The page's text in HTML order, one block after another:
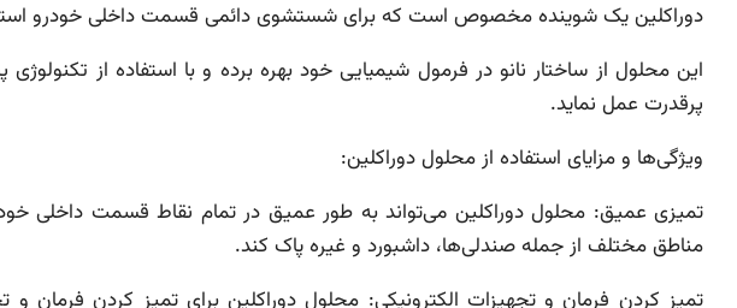
دوراکلین یک شوینده مخصوص است که برای شستشوی دائمی قسمت داخلی خودرو
این محلول از ساختار نانو در فرمول شیمیایی خود بهره برده و با استفاده از
پرقدرت عمل نماید.
ویژگی‌ها و مزایای استفاده از محلول دوراکلین:
تمیزی عمیق: محلول دوراکلین می‌تواند به طور عمیق در تمام نقاط قسمت داخلی
مناطق مختلف از جمله صندلی‌ها، داشبورد و غیره پاک کند.
تمیز کردن فرمان و تجهیزات الکترونیکی: محلول دوراکلین برای تمیز کردن فرمان و